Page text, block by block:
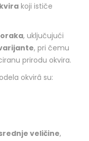
koji ističe
, uključujući
, pri čemu
prirodu okvira.
okvirâ su:
veličine,